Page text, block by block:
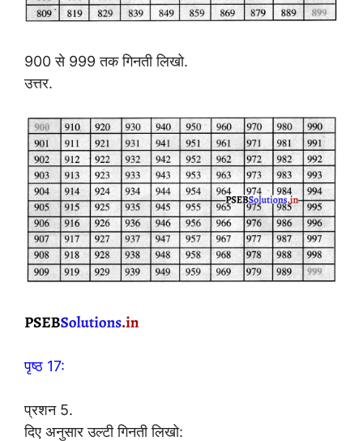
900 से 999 तक गिनती लिखो.
उत्तर.
पृष्ठ 17:
प्रशन 5.
दिए अनुसार उल्टी गिनती लिखो: